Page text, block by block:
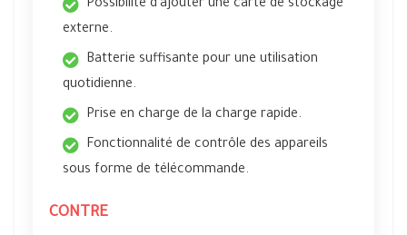
Possibilité d'ajouter une carte de stockage
externe.
Batterie suffisante pour une utilisation
quotidienne.
Prise en charge de la charge rapide.
Fonctionnalité de contrôle des appareils
sous forme de télécommande.
CONTRE